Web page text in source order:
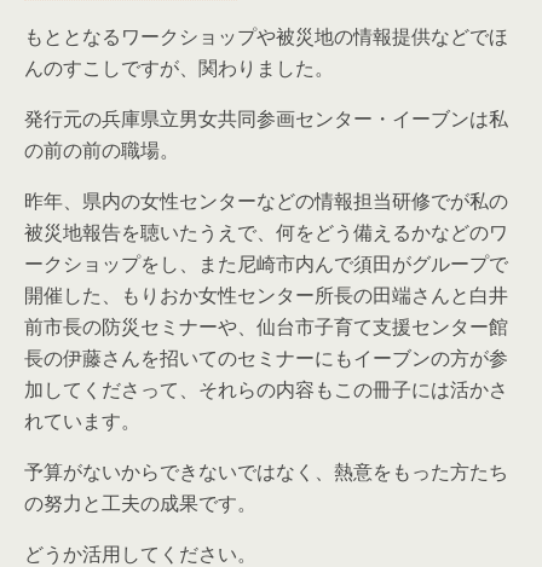
もととなるワークショップや被災地の情報提供などでほ
んのすこしですが、関わりました。
発行元の兵庫県立男女共同参画センター・イーブンは私
の前の前の職場。
昨年、県内の女性センターなどの情報担当研修でが私の
被災地報告を聴いたうえで、何をどう備えるかなどのワ
ークショップをし、また尼崎市内んで須田がグループで
開催した、もりおか女性センター所長の田端さんと白井
前市長の防災セミナーや、仙台市子育て支援センター館
長の伊藤さんを招いてのセミナーにもイーブンの方が参
加してくださって、それらの内容もこの冊子には活かさ
れています。
予算がないからできないではなく、熱意をもった方たち
の努力と工夫の成果です。
どうか活用してください。